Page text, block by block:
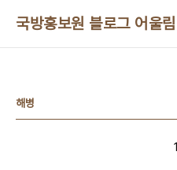
국방홍보원 블로그 어울림
해병
1